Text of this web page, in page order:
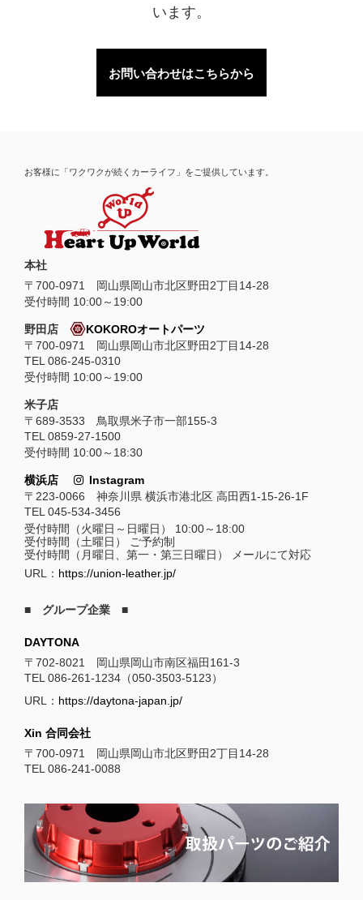
います。
お問い合わせはこちらから
お客様に「ワクワクが続くカーライフ」をご提供しています。
本社
〒 700-0971 岡山県岡山市北区野田2丁目14-28
受付時間 10:00～19:00
野田店
KOKOROオートパーツ
〒700-0971 岡山県岡山市北区野田2丁目14-28
TEL 086-245-0310
受付時間 10:00～19:00
米子店
〒689-3533 鳥取県米子市一部155-3
TEL 0859-27-1500
受付時間 10:00～18:30
横浜店
Instagram
〒223-0066 神奈川県 横浜市港北区 高田西1-15-26-1F
TEL 045-534-3456
受付時間（火曜日～日曜日） 10:00～18:00
受付時間（土曜日） ご予約制
受付時間（月曜日、第一・第三日曜日） メールにて対応
URL： https://union-leather.jp/
■ グループ企業 ■
DAYTONA
〒702-8021 岡山県岡山市南区福田161-3
TEL 086-261-1234（050-3503-5123）
URL： https://daytona-japan.jp/
Xin 合同会社
〒700-0971 岡山県岡山市北区野田2丁目14-28
TEL 086-241-0088